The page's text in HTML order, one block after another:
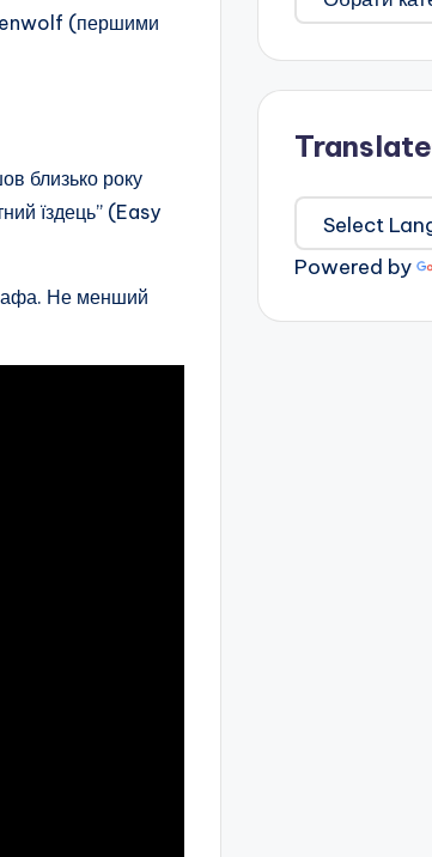
(першими
близько року
їздець” (Easy
Не менший
Translate
Powered by